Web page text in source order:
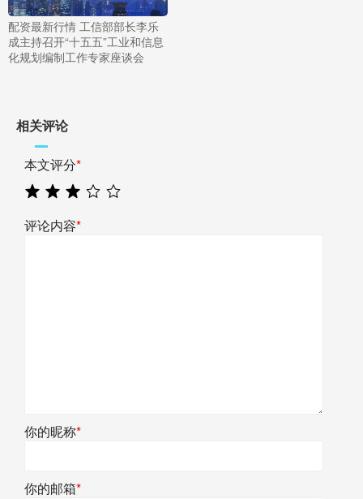
配资最新行情 工信部部长李乐
成主持召开“十五五”工业和信息
化规划编制工作专家座谈会
相关评论
本文评分*
评论内容*
你的昵称*
你的邮箱*